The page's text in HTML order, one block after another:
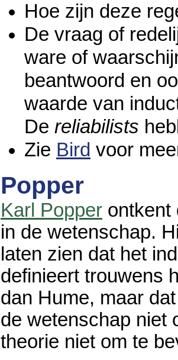
Hoe zijn deze
De vraag of
ware of
beantwoord en
waarde van
De reliabilists
Zie Bird voor
Popper
Karl Popper
in de wetenschap.
laten zien dat het
definieert trouwens
dan Hume, maar
de wetenschap niet
theorie niet om te